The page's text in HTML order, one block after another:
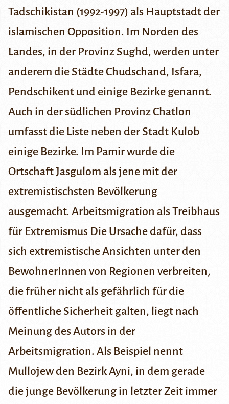
Tadschikistan (1992-1997) als Hauptstadt der
islamischen Opposition. Im Norden des
Landes, in der Provinz Sughd, werden unter
anderem die StädteChudschand, Isfara,
Pendschikent und einige Bezirke genannt.
Auch in der südlichen ProvinzChatlon
umfasst die Liste neben der Stadt Kulob
einige Bezirke. Im Pamirwurde die
Ortschaft Jasgulom als jene mit der
extremistischsten Bevölkerung
ausgemacht. Arbeitsmigration als Treibhaus
für Extremismus Die Ursache dafür, dass
sich extremistische Ansichten unter den
BewohnerInnen von Regionen verbreiten,
die früher nicht als gefährlich für die
öffentliche Sicherheit galten, liegt nach
Meinung des Autors in der
Arbeitsmigration. Als Beispiel nennt
Mullojew den Bezirk Ayni, in dem gerade
die junge Bevölkerung in letzter Zeit immer